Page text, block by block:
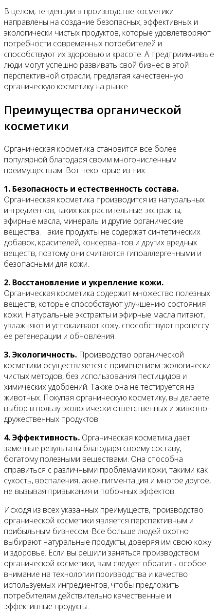
В целом, тенденции в производстве косметики
направлены на создание безопасных, эффективных и
экологически чистых продуктов, которые удовлетворяют
потребности современных потребителей и
способствуют их здоровью и красоте. А предприимчивые
люди могут успешно развивать свой бизнес в этой
перспективной отрасли, предлагая качественную
органическую косметику на рынке.
Преимущества органической
косметики
Органическая косметика становится все более
популярной благодаря своим многочисленным
преимуществам. Вот некоторые из них:
1. Безопасность и естественность состава.
Органическая косметика производится из натуральных
ингредиентов, таких как растительные экстракты,
эфирные масла, минералы и другие органические
вещества. Такие продукты не содержат синтетических
добавок, красителей, консервантов и других вредных
веществ, поэтому они считаются гипоаллергенными и
безопасными для кожи.
2. Восстановление и укрепление кожи.
Органическая косметика содержит множество полезных
веществ, которые способствуют улучшению состояния
кожи. Натуральные экстракты и эфирные масла питают,
увлажняют и успокаивают кожу, способствуют процессу
ее регенерации и обновления.
3. Экологичность. Производство органической
косметики осуществляется с применением экологически
чистых методов, без использования пестицидов и
химических удобрений. Также она не тестируется на
животных. Покупая органическую косметику, вы делаете
выбор в пользу экологически ответственных и животно-
дружественных продуктов.
4. Эффективность. Органическая косметика дает
заметные результаты благодаря своему составу,
богатому полезными веществами. Она способна
справиться с различными проблемами кожи, такими как
сухость, воспаления, акне, пигментация и многое другое,
не вызывая привыкания и побочных эффектов.
Исходя из всех указанных преимуществ, производство
органической косметики является перспективным и
прибыльным бизнесом. Все больше людей охотно
выбирают натуральные продукты, доверяя им свою кожу
и здоровье. Если вы решили заняться производством
органической косметики, вам следует обратить особое
внимание на технологии производства и качество
используемых ингредиентов, чтобы предложить
потребителям действительно качественные и
эффективные продукты.